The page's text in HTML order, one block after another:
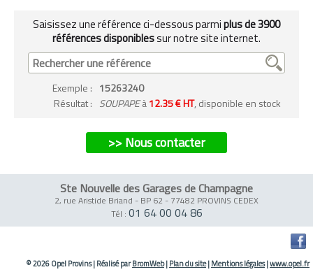
Saisissez une référence ci-dessous parmiplus de 3900
références disponiblessur notre site internet.
Exemple : 15263240
Résultat : SOUPAPEà12.35 € HT, disponible en stock
>> Nous contacter
Ste Nouvelle des Garages de Champagne
2, rue Aristide Briand - BP 62 - 77482 PROVINS CEDEX
Tél : 01 64 00 04 86
© 2026 Opel Provins|Réalisé parBromWeb|Plan du site|Mentions légales|www.opel.fr